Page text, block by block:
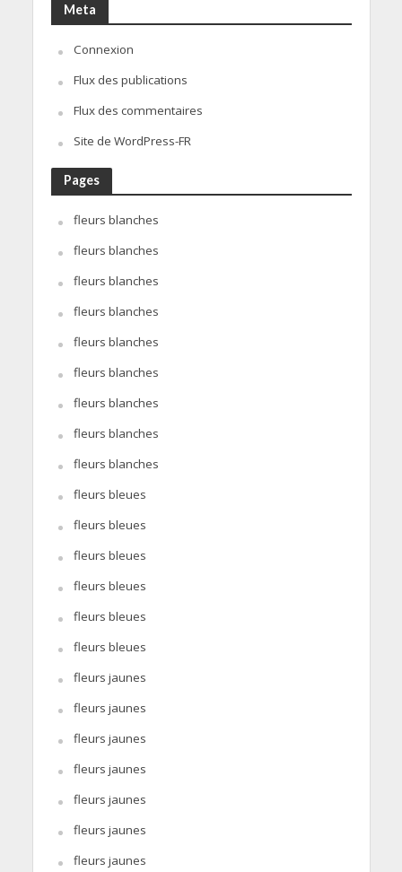
Meta
Connexion
Flux des publications
Flux des commentaires
Site de WordPress-FR
Pages
fleurs blanches
fleurs blanches
fleurs blanches
fleurs blanches
fleurs blanches
fleurs blanches
fleurs blanches
fleurs blanches
fleurs blanches
fleurs bleues
fleurs bleues
fleurs bleues
fleurs bleues
fleurs bleues
fleurs bleues
fleurs jaunes
fleurs jaunes
fleurs jaunes
fleurs jaunes
fleurs jaunes
fleurs jaunes
fleurs jaunes